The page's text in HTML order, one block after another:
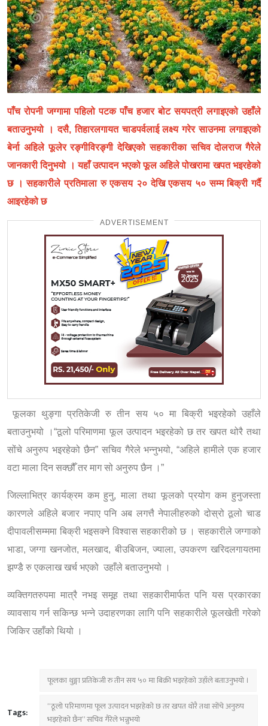
पाँच रोपनी जग्गामा पहिलो पटक पाँच हजार बोट सयपत्री लगाइएको उहाँले
बताउनुभयो । दसै, तिहारलगायत चाडपर्वलाई लक्ष्य गरेर साउनमा लगाइएको
बेर्ना अहिले फूलेर रङ्गीविरङ्गी देखिएको सहकारीका सचिव दोलराज गैरेले
जानकारी दिनुभयो । यहाँ उत्पादन भएको फूल अहिले पोखरामा खपत भइरहेको
छ । सहकारीले प्रतिमाला रु एकसय २० देखि एकसय ५० सम्म बिक्री गर्दै
आइरहेको छ
ADVERTISEMENT
फूलका थुङ्गा प्रतिकेजी रु तीन सय ५० मा बिक्री भइरहेको उहाँले
बताउनुभयो ।“ठूलो परिमाणमा फूल उत्पादन भइरहेको छ तर खपत थोरै तथा
सोंचे अनुरुप भइरहेको छैन” सचिव गैरेले भन्नुभयो, “अहिले हामीले एक हजार
वटा माला दिन सक्छौँ तर माग सो अनुरुप छैन ।”
जिल्लाभित्र कार्यक्रम कम हुनु, माला तथा फूलको प्रयोग कम हुनुजस्ता
कारणले अहिले बजार नपाए पनि अब लगत्तै नेपालीहरुको दोस्रो ठूलो चाड
दीपावलीसम्ममा बिक्री भइसक्ने विश्वास सहकारीको छ । सहकारीले जग्गाको
भाडा, जग्गा खनजोत, मलखाद, बीउबिजन, ज्याला, उपकरण खरिदलगायतमा
झण्डै रु एकलाख खर्च भएको उहाँले बताउनुभयो ।
व्यक्तिगतरुपमा मात्रै नभइ समूह तथा सहकारीमार्फत पनि यस प्रकारका
व्यावसाय गर्न सकिन्छ भन्ने उदाहरणका लागि पनि सहकारीले फूलखेती गरेको
जिकिर उहाँको थियो ।
Tags:
फूलका थुङ्गा प्रतिकेजी रु तीन सय ५० मा बिक्री भइरहेको उहाँले बताउनुभयो ।
“ठूलो परिमाणमा फूल उत्पादन भइरहेको छ तर खपत थोरै तथा सोंचे अनुरुप
भइरहेको छैन” सचिव गैरेले भन्नुभयो